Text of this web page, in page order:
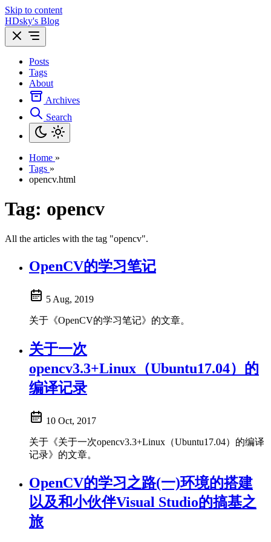
Skip to content
HDsky's Blog
Posts
Tags
About
Archives
Search
Home »
Tags »
opencv.html
Tag: opencv
All the articles with the tag "opencv".
OpenCV的学习笔记
5 Aug, 2019
关于《OpenCV的学习笔记》的文章。
关于一次
opencv3.3+Linux（Ubuntu17.04）的
编译记录
10 Oct, 2017
关于《关于一次opencv3.3+Linux（Ubuntu17.04）的编译
记录》的文章。
OpenCV的学习之路(一)环境的搭建
以及和小伙伴Visual Studio的搞基之
旅